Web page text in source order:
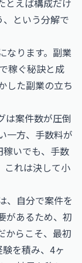
とえば構成だけ
という分解で
ります。 副業
稼ぐ秘訣と成
した副業の立ち
は案件数が圧倒
一方、手数料が
いでも、手数
これは決して小
、自分で案件を
があるため、初
からこそ、最初
を積み、4ヶ